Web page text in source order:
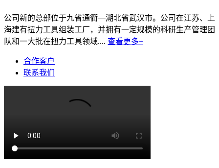
公司新的总部位于九省通衢—湖北省武汉市。公司在江苏、上
海建有扭力工具组装工厂，并拥有一定规模的科研生产管理团
队和一大批在扭力工具领域.... 查看更多+
合作客户
联系我们